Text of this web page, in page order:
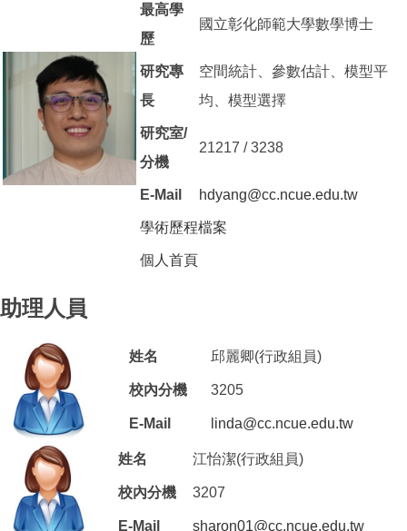
最高學
歷
國立彰化師範大學數學博士
研究專
長
空間統計、參數估計、模型平
均、模型選擇
研究室/
分機
21217 / 3238
E-Mail hdyang@cc.ncue.edu.tw
學術歷程檔案
個人首頁
助理人員
姓名 邱麗卿(行政組員)
校內分機 3205
E-Mail linda@cc.ncue.edu.tw
姓名 江怡潔(行政組員)
校內分機 3207
E-Mail sharon01@cc.ncue.edu.tw